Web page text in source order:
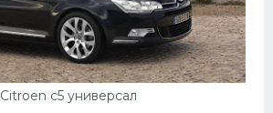
Citroen c5 универсал